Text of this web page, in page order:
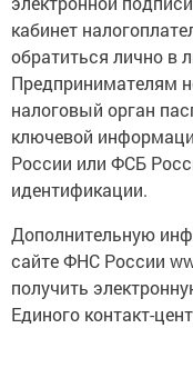
кабинет
обратиться лично в
Предпринимателям
налоговый орган
ключевой
России или ФСБ
идентификации.
Дополнительную
сайте ФНС России
получить
Единого контакт-